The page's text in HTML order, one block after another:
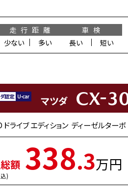
走 行 距 離
少ない
多い
車 検
長い
短い
マツダ CX-
ドライブ エディション ディーゼルタ
額
) 338.3万円